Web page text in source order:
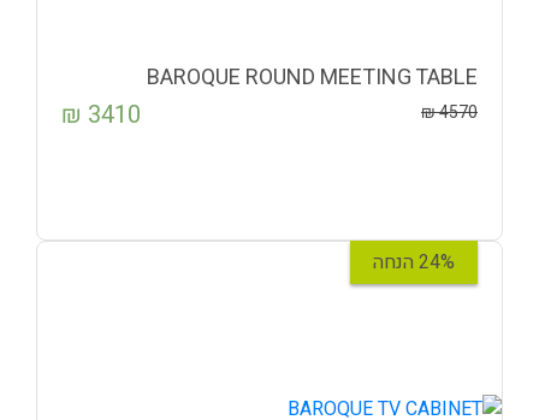
BAROQUE ROUND MEETING TABLE
4570
₪
3410
₪
24% הנחה